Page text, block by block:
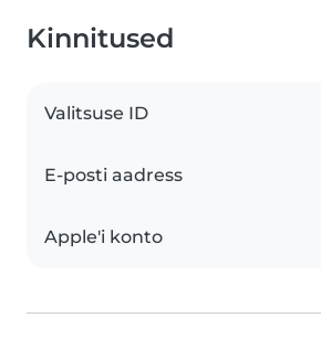
Kinnitused
Valitsuse ID
E-posti aadress
Apple'i konto